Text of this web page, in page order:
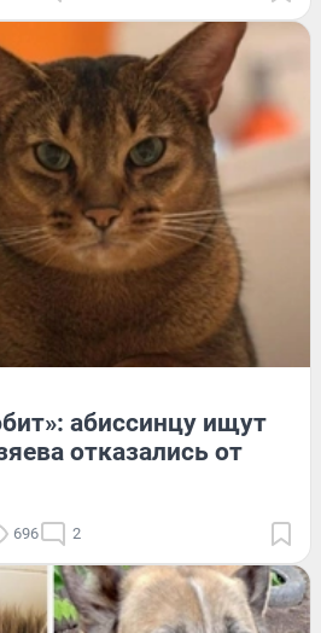
абиссинцу ищут
отказались от
696 2